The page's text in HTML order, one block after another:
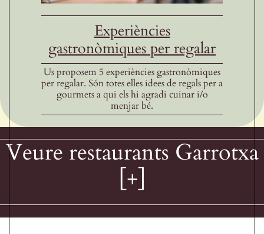
Experiències
gastronòmiques per regalar
Us proposem 5 experiències gastronòmiques
per regalar. Són totes elles idees de regals per a
gourmets a qui els hi agradi cuinar i/o
menjar bé.
Veure restaurants Garrotxa
[+]